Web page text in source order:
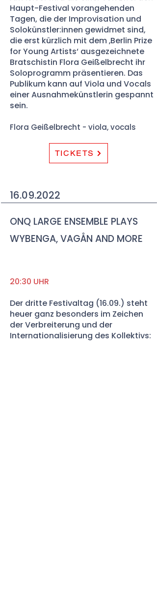
Haupt-Festival vorangehenden
Tagen, die der Improvisation und
Solokünstler:innen gewidmet sind,
die erst kürzlich mit dem ‚Berlin Prize
for Young Artists‘ ausgezeichnete
Bratschistin Flora Geißelbrecht ihr
Soloprogramm präsentieren. Das
Publikum kann auf Viola und Vocals
einer Ausnahmekünstlerin gespannt
sein.
Flora Geißelbrecht - viola, vocals
TICKETS
16.09.2022
ONQ LARGE ENSEMBLE PLAYS
WYBENGA, VAGÅN AND MORE
20:30 UHR
Der dritte Festivaltag (16.09.) steht
heuer ganz besonders im Zeichen
der Verbreiterung und der
Internationalisierung des Kollektivs: